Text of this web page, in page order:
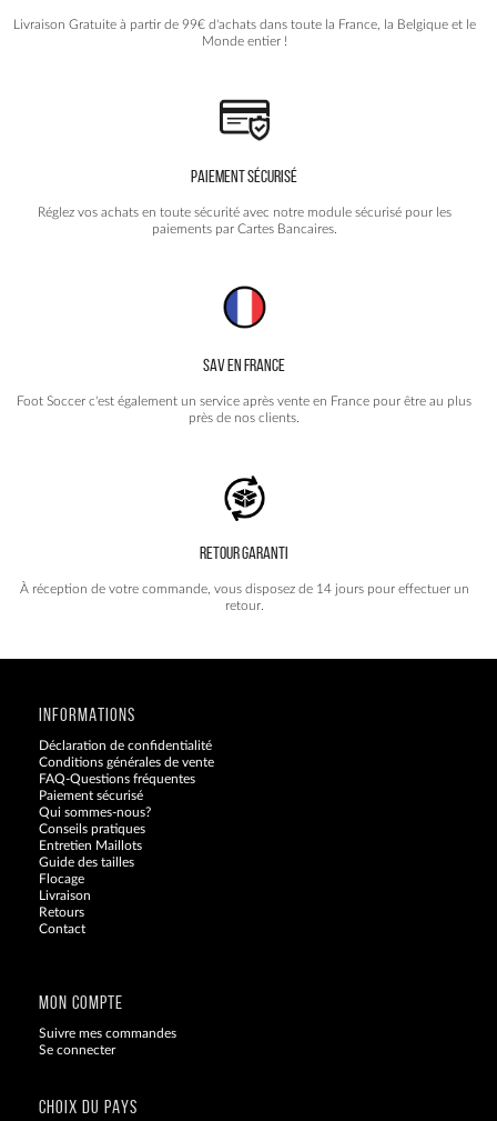
Livraison Gratuite à partir de 99€ d'achats dans toute la France, la Belgique et le
Monde entier !
PAIEMENT SÉCURISÉ
Réglez vos achats en toute sécurité avec notre module sécurisé pour les
paiements par Cartes Bancaires.
SAV EN FRANCE
Foot Soccer c'est également un service après vente en France pour être au plus
près de nos clients.
RETOUR GARANTI
À réception de votre commande, vous disposez de 14 jours pour effectuer un
retour.
INFORMATIONS
Déclaration de confidentialité
Conditions générales de vente
FAQ-Questions fréquentes
Paiement sécurisé
Qui sommes-nous?
Conseils pratiques
Entretien Maillots
Guide des tailles
Flocage
Livraison
Retours
Contact
MON COMPTE
Suivre mes commandes
Se connecter
CHOIX DU PAYS